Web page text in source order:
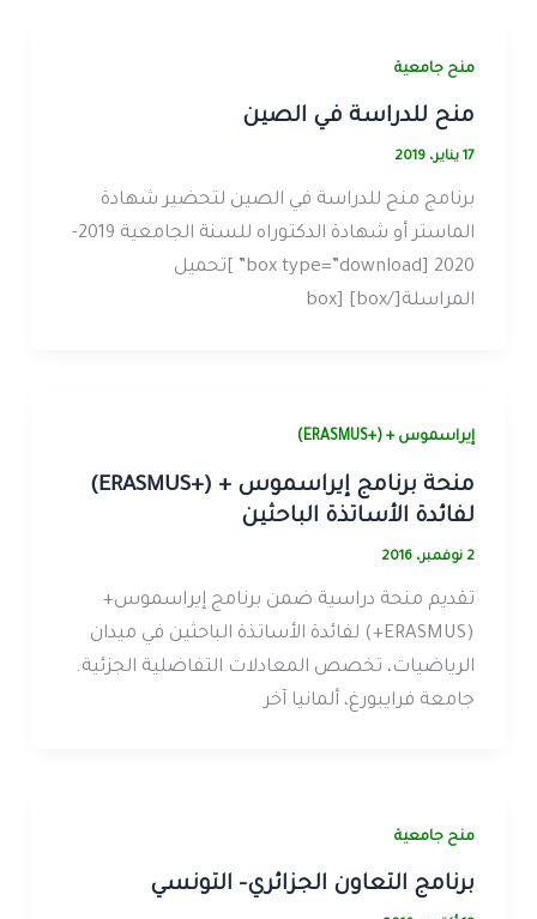
منح جامعية
منح للدراسة في الصين
17 يناير، 2019
برنامج منح للدراسة في الصين لتحضير شهادة
الماستر أو شهادة الدكتوراه للسنة الجامعية 2019-
2020 [box type=”download” ]تحميل
المراسلة[/box] [box
إيراسموس + (+ERASMUS)
منحة برنامج إيراسموس + (+ERASMUS)
لفائدة الأساتذة الباحثين
2 نوفمبر، 2016
تقديم منحة دراسية ضمن برنامج إيراسموس+
(ERASMUS+) لفائدة الأساتذة الباحثين في ميدان
الرياضيات، تخصص المعادلات التفاضلية الجزئية.
جامعة فرايبورغ، ألمانيا آخر
منح جامعية
برنامج التعاون الجزائري- التونسي